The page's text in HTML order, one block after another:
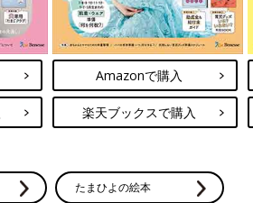
Amazonで購入
楽天ブックスで購入
たまひよの絵本